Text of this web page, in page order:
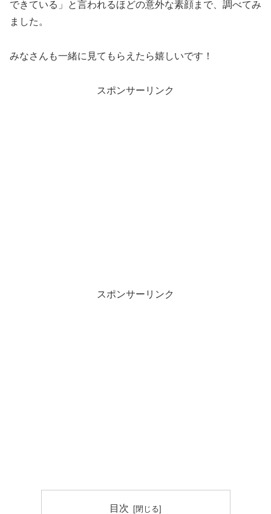
できている」と言われるほどの意外な素顔まで、調べてみ
ました。
みなさんも一緒に見てもらえたら嬉しいです！
スポンサーリンク
スポンサーリンク
目次